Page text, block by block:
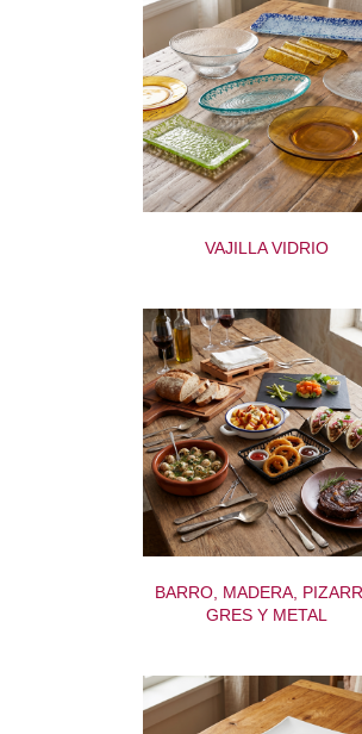
VAJILLA VIDRIO
BARRO, MADERA,
GRES Y METAL